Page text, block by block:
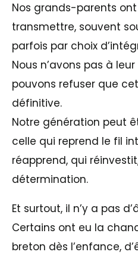
Nos grands-parents
transmettre, souvent
parfois par choix
Nous n’avons pas à
pouvons refuser que
définitive.
Notre génération peut
celle qui reprend le fil
réapprend, qui
détermination.
Et surtout, il n’y a pas
Certains ont eu la
breton dès l’enfance,